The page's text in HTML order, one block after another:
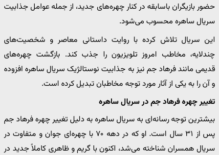
حضور بازیگران باسابقه در کنار چهره‌های جدید، از جمله عوامل جذابیت
سریال ساهره محسوب می‌شود.
این سریال تلاش کرده با روایت داستانی معاصر و شخصیت‌های
چندلایه، مخاطب امروز تلویزیون را جذب کند. بازگشت چهره‌های
قدیمی مانند فرهاد جم نیز به جذابیت نوستالژیک سریال ساهره افزوده
و آن را به یکی از آثار مورد توجه مخاطبان تبدیل کرده است.
تغییر چهره فرهاد جم در سریال ساهره
بیشترین توجه رسانه‌ای به سریال ساهره به دلیل تغییر چهره فرهاد جم
پس از ۳۱ سال است. او که در دهه ۷۰ با چهره‌ای جوان و متفاوت در
سریال همسران شناخته می‌شد، اکنون با گریم و ظاهری کاملاً جدید در